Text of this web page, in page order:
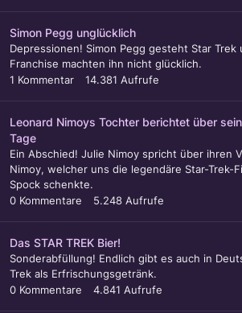
Simon Pegg unglücklich
Depressionen! Simon Pegg gesteht Star Trek
Franchise machten ihn nicht glücklich.
1 Kommentar 14.381 Aufrufe
Leonard Nimoys Tochter berichtet über
Tage
Ein Abschied! Julie Nimoy spricht über ihren
Nimoy, welcher uns die legendäre Star-Trek-
Spock schenkte.
0 Kommentare 5.248 Aufrufe
Das STAR TREK Bier!
Sonderabfüllung! Endlich gibt es auch in
Trek als Erfrischungsgetränk.
0 Kommentare 4.841 Aufrufe